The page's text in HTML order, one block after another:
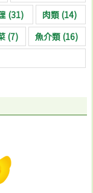
(31) 肉類(14)
(7) 魚介類 (16)